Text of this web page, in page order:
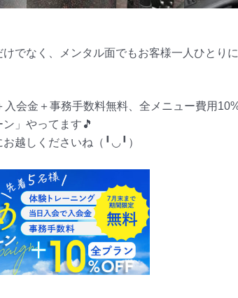
でなく、メンタル面でもお客様一人ひとり
会金＋事務手数料無料、全メニュー費用
ン」やってます🎵
越しくださいね（╹◡╹）